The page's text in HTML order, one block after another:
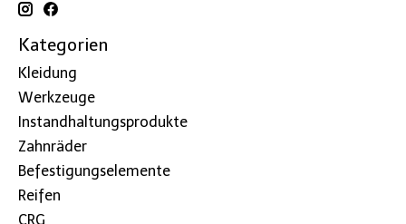
Kategorien
Kleidung
Werkzeuge
Instandhaltungsprodukte
Zahnräder
Befestigungselemente
Reifen
CRG